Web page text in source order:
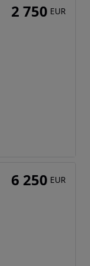
2 750 EUR
6 250 EUR